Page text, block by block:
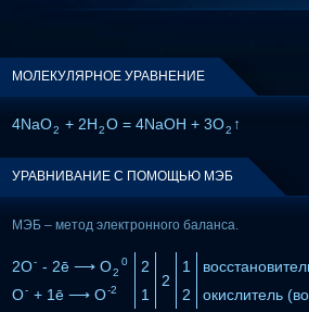
МОЛЕКУЛЯРНОЕ УРАВНЕНИЕ
4NaO2 + 2H2O = 4NaOH + 3O2 ↑
УРАВНИВАНИЕ С ПОМОЩЬЮ МЭБ
МЭБ – метод электронного баланса.
2O- - 2ē ⟶ O2
0
2
2
1
O- + 1ē ⟶ O-2 1 2 окислитель